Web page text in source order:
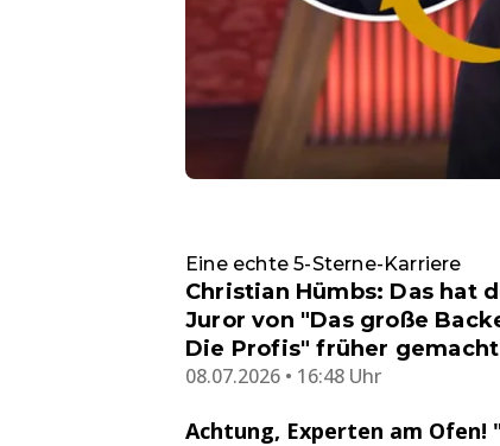
Eine echte 5-Sterne-Karriere
Christian Hümbs: Das hat
Juror von "Das große
Die Profis" früher gemacht
08.07.2026 • 16:48 Uhr
Achtung, Experten am Ofen!